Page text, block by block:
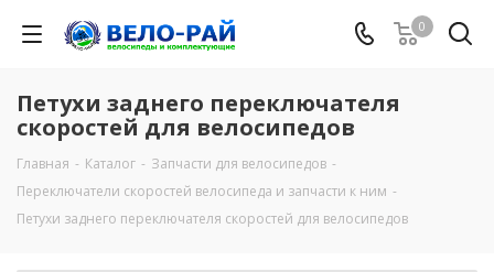
0
Петухи заднего переключателя
скоростей для велосипедов
Главная - Каталог - Запчасти для велосипедов -
Переключатели скоростей велосипеда и запчасти к ним -
Петухи заднего переключателя скоростей для велосипедов